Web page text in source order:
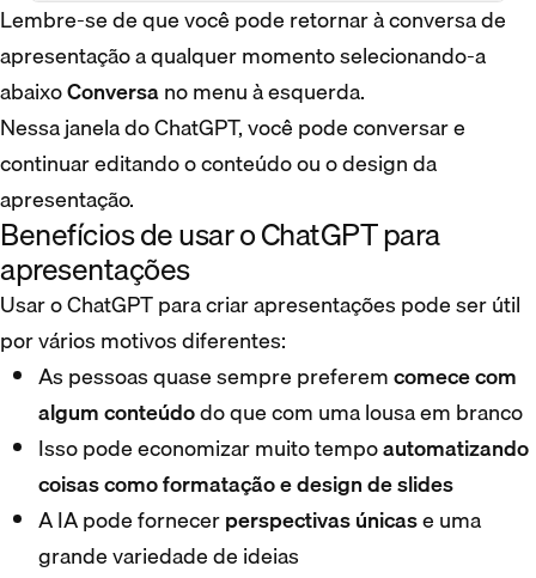
Lembre-se de que você pode retornar à conversa de
apresentação a qualquer momento selecionando-a
abaixoConversano menu à esquerda.
Nessa janela do ChatGPT, você pode conversar e
continuar editando o conteúdo ou o design da
apresentação.
Benefícios de usar o ChatGPT para
apresentações
Usar o ChatGPT para criar apresentações pode ser útil
por vários motivos diferentes:
As pessoas quase sempre preferemcomece com
algum conteúdodo que com uma lousa em branco
Isso pode economizar muito tempoautomatizando
coisas como formatação e design de slides
A IA pode fornecerperspectivas únicase uma
grande variedade de ideias